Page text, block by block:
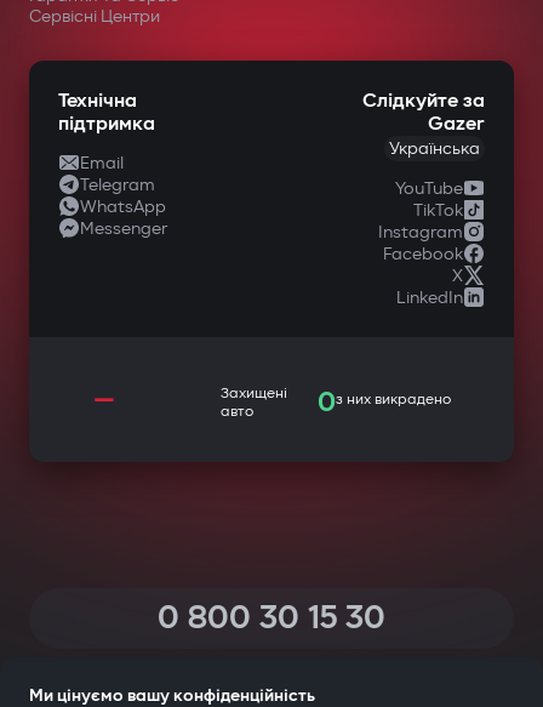
Сервісні Центри
Технічна
підтримка
Email
Telegram
WhatsApp
Messenger
Слідкуйте за
Gazer
Українська
YouTube
TikTok
Instagram
Facebook
X
LinkedIn
—
Захищені
авто
0з них викрадено
0 800 30 15 30
Ми цінуємо вашу конфіденційність